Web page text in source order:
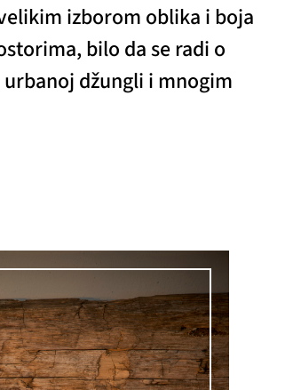
izborom oblika i boja
bilo da se radi o
džungli i mnogim